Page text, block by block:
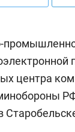
центра
–